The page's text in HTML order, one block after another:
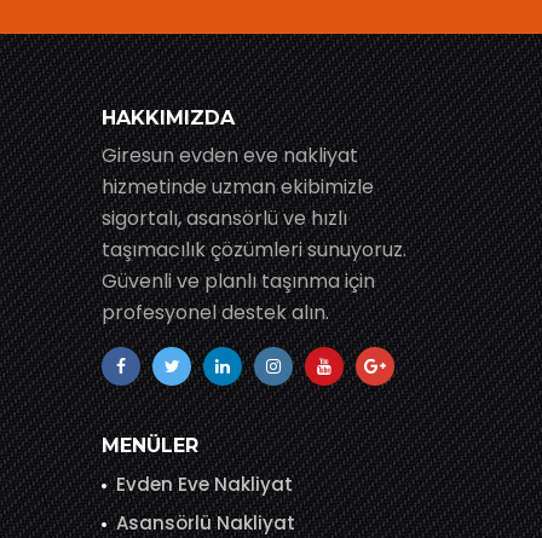
HAKKIMIZDA
Giresun evden eve nakliyat
hizmetinde uzman ekibimizle
sigortalı, asansörlü ve hızlı
taşımacılık çözümleri sunuyoruz.
Güvenli ve planlı taşınma için
profesyonel destek alın.
MENÜLER
Evden Eve Nakliyat
Asansörlü Nakliyat